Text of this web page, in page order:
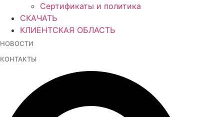
Сертификаты и политика
СКАЧАТЬ
КЛИЕНТСКАЯ ОБЛАСТЬ
НОВОСТИ
КОНТАКТЫ